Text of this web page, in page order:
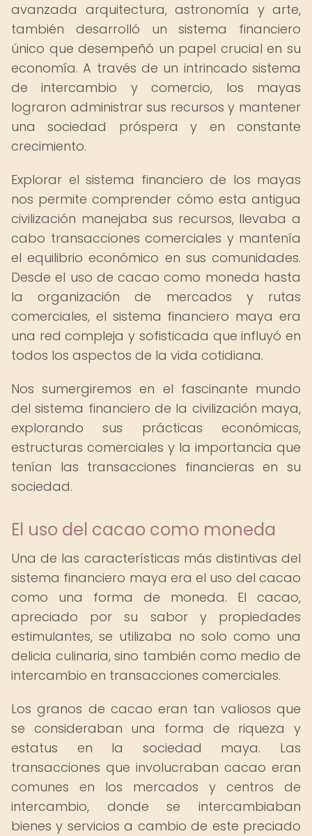
avanzada arquitectura, astronomía y arte,
también desarrolló un sistema financiero
único que desempeñó un papel crucial en su
economía. A través de un intrincado sistema
de intercambio y comercio, los mayas
lograron administrar sus recursos y mantener
una sociedad próspera y en constante
crecimiento.
Explorar el sistema financiero de los mayas
nos permite comprender cómo esta antigua
civilización manejaba sus recursos, llevaba a
cabo transacciones comerciales y mantenía
el equilibrio económico en sus comunidades.
Desde el uso de cacao como moneda hasta
la organización de mercados y rutas
comerciales, el sistema financiero maya era
una red compleja y sofisticada que influyó en
todos los aspectos de la vida cotidiana.
Nos sumergiremos en el fascinante mundo
del sistema financiero de la civilización maya,
explorando sus prácticas económicas,
estructuras comerciales y la importancia que
tenían las transacciones financieras en su
sociedad.
El uso del cacao como moneda
Una de las características más distintivas del
sistema financiero maya era el uso del cacao
como una forma de moneda. El cacao,
apreciado por su sabor y propiedades
estimulantes, se utilizaba no solo como una
delicia culinaria, sino también como medio de
intercambio en transacciones comerciales.
Los granos de cacao eran tan valiosos que
se consideraban una forma de riqueza y
estatus en la sociedad maya. Las
transacciones que involucraban cacao eran
comunes en los mercados y centros de
intercambio, donde se intercambiaban
bienes y servicios a cambio de este preciado